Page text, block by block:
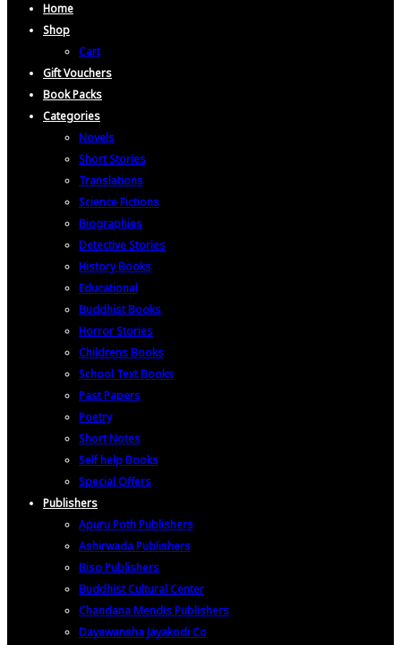
Home
Shop
Cart
Gift Vouchers
Book Packs
Categories
Novels
Short Stories
Translations
Science Fictions
Biographies
Detective Stories
History Books
Educational
Buddhist Books
Horror Stories
Childrens Books
School Text Books
Past Papers
Poetry
Short Notes
Self help Books
Special Offers
Publishers
Apuru Poth Publishers
Ashirwada Publishers
Biso Publishers
Buddhist Cultural Center
Chandana Mendis Publishers
Dayawansha Jayakodi Co